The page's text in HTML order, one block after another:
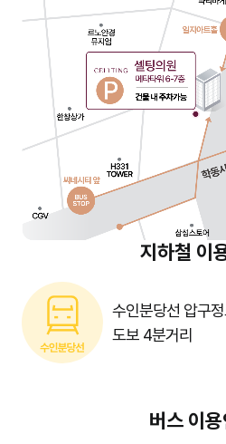
지하철 이
수인분당선 압구
도보 4분거리
버스 이